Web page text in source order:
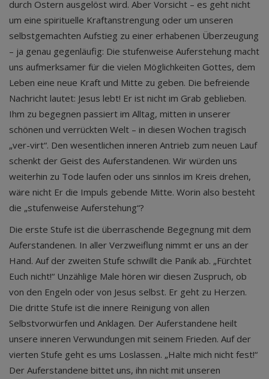
durch Ostern ausgelöst wird. Aber Vorsicht – es geht nicht
um eine spirituelle Kraftanstrengung oder um unseren
selbstgemachten Aufstieg zu einer erhabenen Überzeugung
– ja genau gegenläufig: Die stufenweise Auferstehung macht
uns aufmerksamer für die vielen Möglichkeiten Gottes, dem
Leben eine neue Kraft und Mitte zu geben. Die befreiende
Nachricht lautet: Jesus lebt! Er ist nicht im Grab geblieben.
Ihm zu begegnen passiert im Alltag, mitten in unserer
schönen und verrückten Welt – in diesen Wochen tragisch
„ver-virt“. Den wesentlichen inneren Antrieb zum neuen Lauf
schenkt der Geist des Auferstandenen. Wir würden uns
weiterhin zu Tode laufen oder uns sinnlos im Kreis drehen,
wäre nicht Er die Impuls gebende Mitte. Worin also besteht
die „stufenweise Auferstehung“?
Die erste Stufe ist die überraschende Begegnung mit dem
Auferstandenen. In aller Verzweiflung nimmt er uns an der
Hand. Auf der zweiten Stufe schwillt die Panik ab. „Fürchtet
Euch nicht!“ Unzählige Male hören wir diesen Zuspruch, ob
von den Engeln oder von Jesus selbst. Er geht zu Herzen.
Die dritte Stufe ist die innere Reinigung von allen
Selbstvorwürfen und Anklagen. Der Auferstandene heilt
unsere inneren Verwundungen mit seinem Frieden. Auf der
vierten Stufe geht es ums Loslassen. „Halte mich nicht fest!“
Der Auferstandene bittet uns, ihn nicht mit unseren